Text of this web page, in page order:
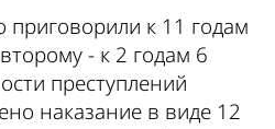
приговорили к 11 годам
- к 2 годам 6
преступлений
наказание в виде 12